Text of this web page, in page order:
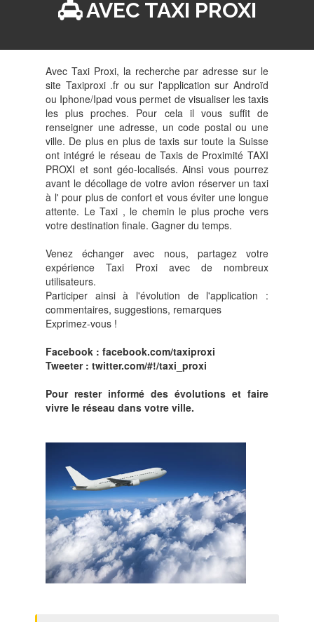
AVEC TAXI PROXI
Avec Taxi Proxi, la recherche par adresse sur le
site Taxiproxi .fr ou sur l'application sur Androïd
ou Iphone/Ipad vous permet de visualiser les taxis
les plus proches. Pour cela il vous suffit de
renseigner une adresse, un code postal ou une
ville. De plus en plus de taxis sur toute la Suisse
ont intégré le réseau de Taxis de Proximité TAXI
PROXI et sont géo-localisés. Ainsi vous pourrez
avant le décollage de votre avion réserver un taxi
à l' pour plus de confort et vous éviter une longue
attente. Le Taxi , le chemin le plus proche vers
votre destination finale. Gagner du temps.
Venez échanger avec nous, partagez votre
expérience Taxi Proxi avec de nombreux
utilisateurs.
Participer ainsi à l'évolution de l'application :
commentaires, suggestions, remarques
Exprimez-vous !
Facebook : facebook.com/taxiproxi
Tweeter : twitter.com/#!/taxi_proxi
Pour rester informé des évolutions et faire
vivre le réseau dans votre ville.